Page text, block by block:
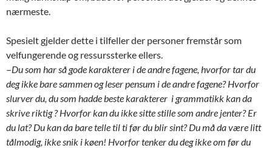
nærmeste.
Spesielt gjelder dette i tilfeller der personer fremstår som
velfungerende og ressurssterke ellers.
–Du som har så gode karakterer i de andre fagene, hvorfor tar du
deg ikke bare sammen og leser pensum i de andre fagene? Hvorfor
slurver du, du som hadde beste karakterer i grammatikk kan da
skrive riktig ? Hvorfor kan du ikke sitte stille som andre jenter? Er
du lat? Du kan da bare telle til ti før du blir sint? Du må da være litt
tålmodig, ikke snik i køen! Hvorfor tenker du deg ikke om før du